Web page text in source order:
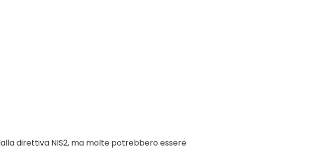
direttiva NIS2, ma molte potrebbero essere